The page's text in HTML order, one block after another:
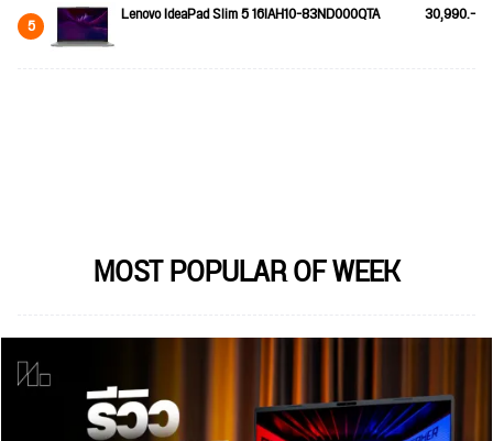
5 Lenovo IdeaPad Slim 5 16IAH10-83ND000QTA 30,990.-
MOST POPULAR OF WEEK